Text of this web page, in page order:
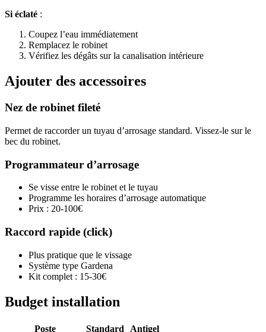
Si éclaté :
Coupez l’eau immédiatement
Remplacez le robinet
Vérifiez les dégâts sur la canalisation intérieure
Ajouter des accessoires
Nez de robinet fileté
Permet de raccorder un tuyau d’arrosage standard. Vissez-le sur le
bec du robinet.
Programmateur d’arrosage
Se visse entre le robinet et le tuyau
Programme les horaires d’arrosage automatique
Prix : 20-100€
Raccord rapide (click)
Plus pratique que le vissage
Système type Gardena
Kit complet : 15-30€
Budget installation
Poste Standard
Antigel